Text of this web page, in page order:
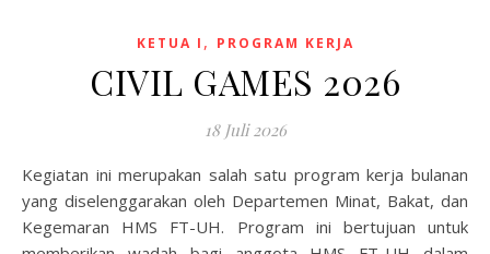
KETUA I , PROGRAM KERJA
CIVIL GAMES 2026
18 Juli 2026
Kegiatan ini merupakan salah satu program kerja bulanan
yang diselenggarakan oleh Departemen Minat, Bakat, dan
Kegemaran HMS FT-UH. Program ini bertujuan untuk